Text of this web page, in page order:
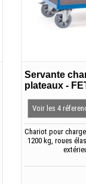
Servante
plateaux -
Voir les 4
Chariot pour
1200 kg, roues